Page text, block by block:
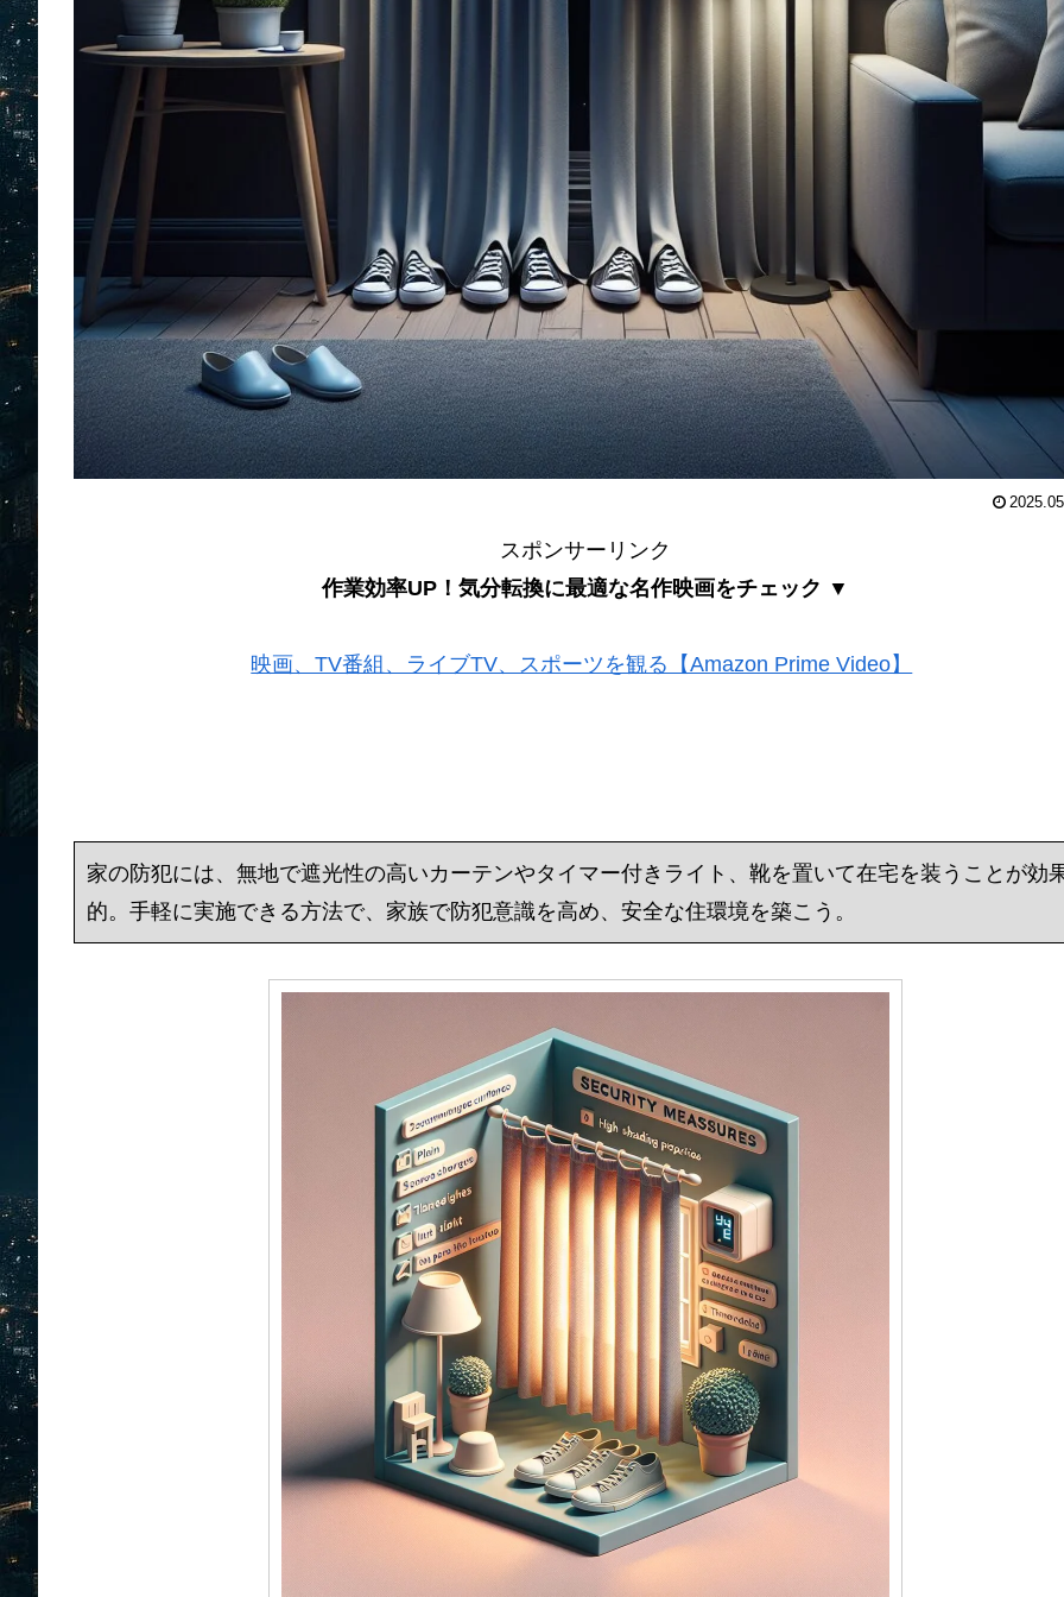
スポンサーリンク
作業効率UP！気分転換に最適な名作映画をチェック ▼
映画、TV番組、ライブTV、スポーツを観る【Amazon Prime Video】
家の防犯には、無地で遮光性の高いカーテンやタイマー付きライト、靴を置いて在宅を装うことが効
的。手軽に実施できる方法で、家族で防犯意識を高め、安全な住環境を築こう。